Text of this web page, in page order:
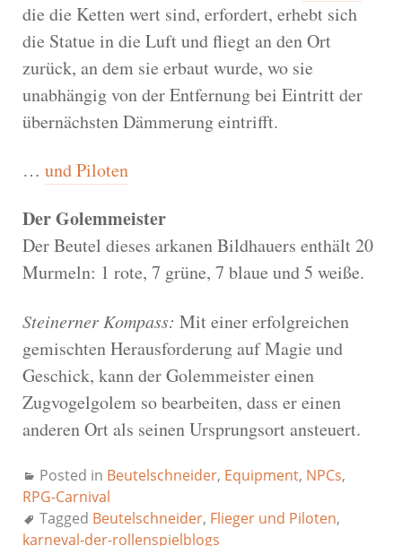
die die Ketten wert sind, erfordert, erhebt sich
die Statue in die Luft und fliegt an den Ort
zurück, an dem sie erbaut wurde, wo sie
unabhängig von der Entfernung bei Eintritt der
übernächsten Dämmerung eintrifft.
… und Piloten
Der Golemmeister
Der Beutel dieses arkanen Bildhauers enthält 20
Murmeln: 1 rote, 7 grüne, 7 blaue und 5 weiße.
Steinerner Kompass: Mit einer erfolgreichen
gemischten Herausforderung auf Magie und
Geschick, kann der Golemmeister einen
Zugvogelgolem so bearbeiten, dass er einen
anderen Ort als seinen Ursprungsort ansteuert.
Posted in Beutelschneider, Equipment, NPCs,
RPG-Carnival
Tagged Beutelschneider, Flieger und Piloten,
karneval-der-rollenspielblogs